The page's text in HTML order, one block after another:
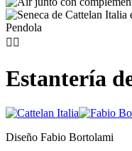
 
Estantería
Diseño Fabio Bortolami